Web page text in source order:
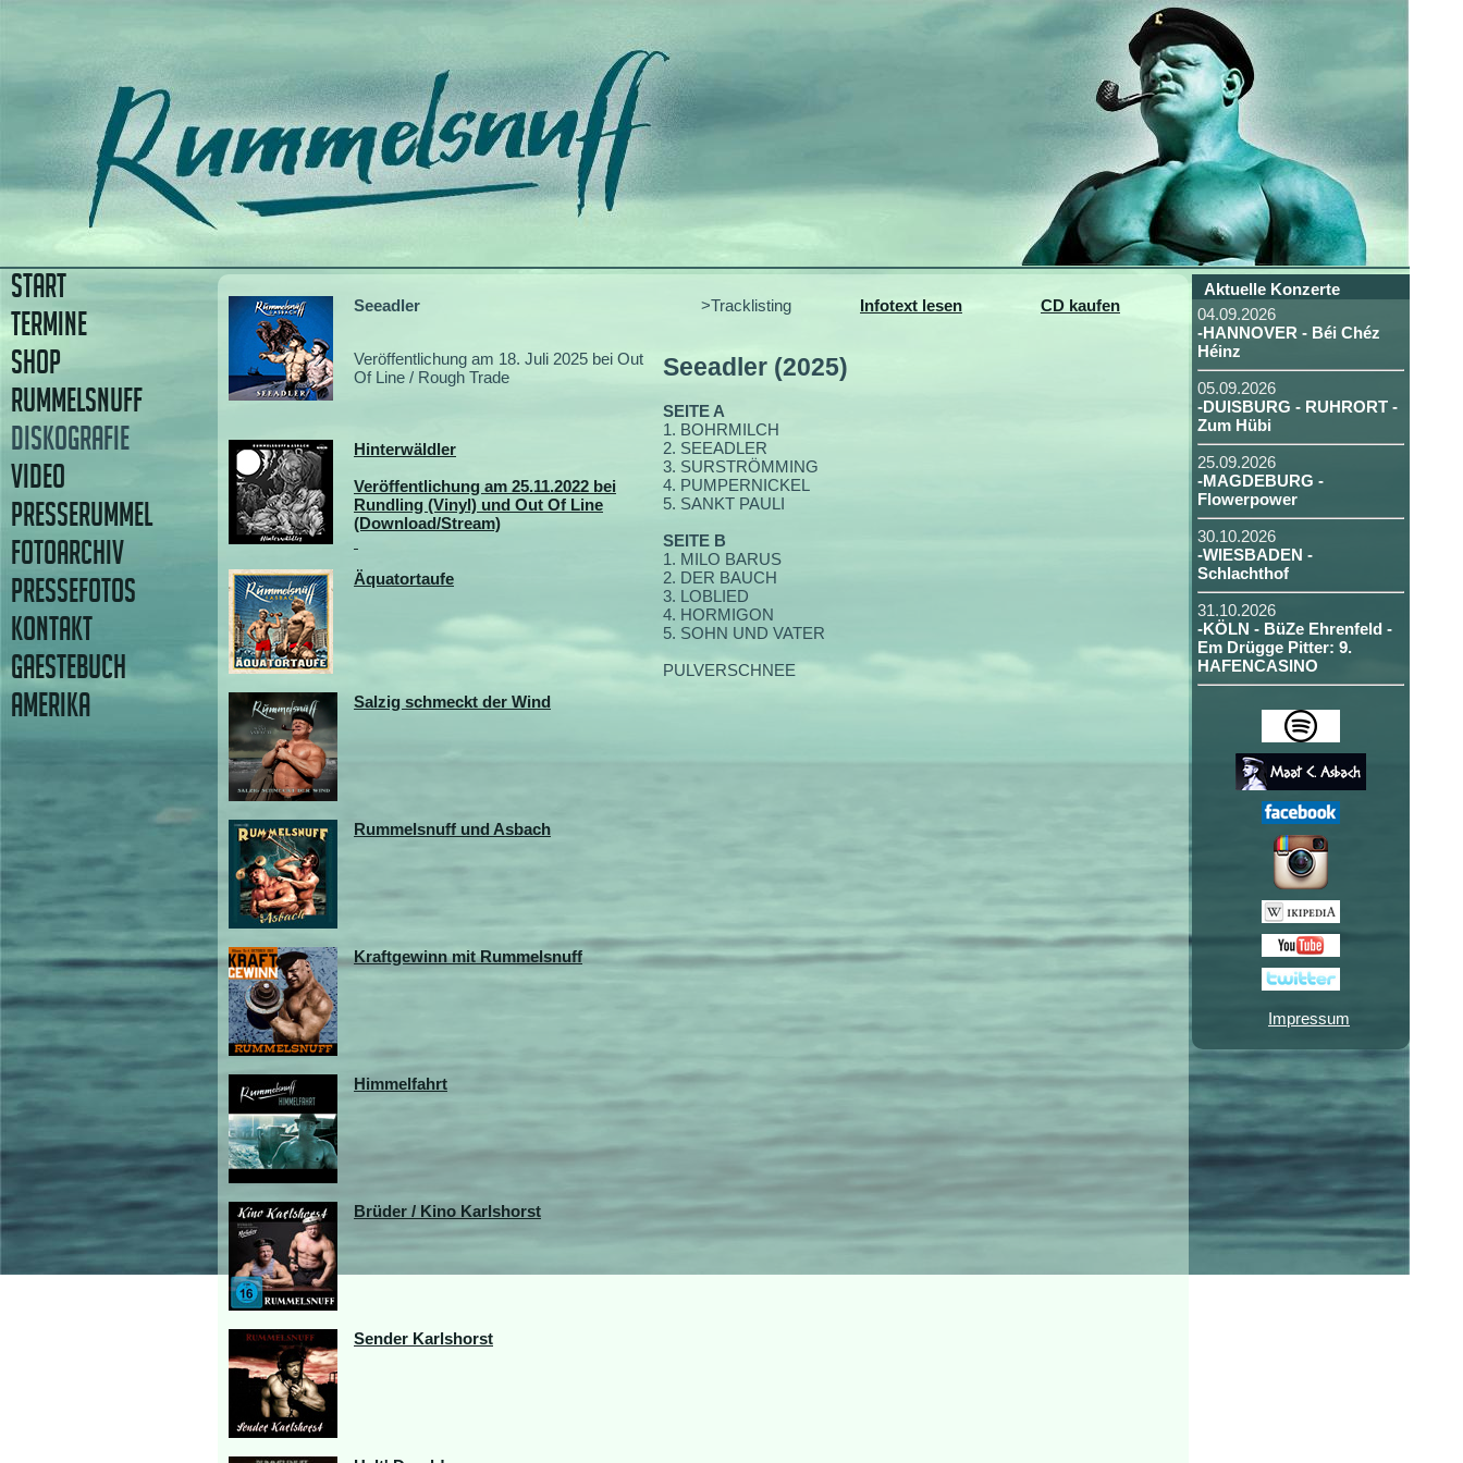
Seeadler
Veröffentlichung am 18. Juli 2025 bei Out
Of Line / Rough Trade
Hinterwäldler
Veröffentlichung am 25.11.2022 bei
Rundling (Vinyl) und Out Of Line
(Download/Stream)
Äquatortaufe
Salzig schmeckt der Wind
Rummelsnuff und Asbach
Kraftgewinn mit Rummelsnuff
Himmelfahrt
Brüder / Kino Karlshorst
Sender Karlshorst
>Tracklisting Infotext lesen CD kaufen
Seeadler (2025)
SEITE A
1. BOHRMILCH
2. SEEADLER
3. SURSTRÖMMING
4. PUMPERNICKEL
5. SANKT PAULI
SEITE B
1. MILO BARUS
2. DER BAUCH
3. LOBLIED
4. HORMIGON
5. SOHN UND VATER
PULVERSCHNEE
START
TERMINE
SHOP
RUMMELSNUFF
DISKOGRAFIE
VIDEO
PRESSERUMMEL
FOTOARCHIV
PRESSEFOTOS
KONTAKT
GAESTEBUCH
AMERIKA
Aktuelle Konzerte
04.09.2026
-HANNOVER - Béi Chéz
Héinz
05.09.2026
-DUISBURG - RUHRORT -
Zum Hübi
25.09.2026
-MAGDEBURG -
Flowerpower
30.10.2026
-WIESBADEN -
Schlachthof
31.10.2026
-KÖLN - BüZe Ehrenfeld -
Em Drügge Pitter: 9.
HAFENCASINO
Impressum